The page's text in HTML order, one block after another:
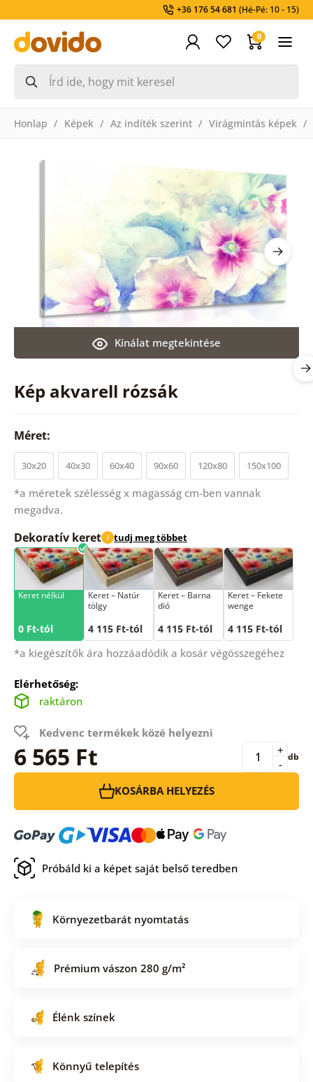
+36 176 54 681 (Hé-Pé: 10 - 15)
0
Honlap Képek Az indíték szerint Virágmintás képek
Kép akvarell rózsák
Kínálat megtekintése
Méret:
30x20 40x30 60x40 90x60 120x80 150x100
*a méretek szélesség x magasság cm-ben vannak
megadva.
Dekoratív keret i tudj meg többet
Keret nélkül
0 Ft-tól
Keret – Natúr
tölgy
4 115 Ft-tól
Keret – Barna
dió
4 115 Ft-tól
Keret – Fekete
wenge
4 115 Ft-tól
*a kiegészítők ára hozzáadódik a kosár végösszegéhez
Elérhetőség:
raktáron
Kedvenc termékek közé helyezni
6 565 Ft -
+ db
KOSÁRBA HELYEZÉS
Próbáld ki a képet saját belső teredben
Környezetbarát nyomtatás
Prémium vászon 280 g/m²
Élénk színek
Könnyű telepítés